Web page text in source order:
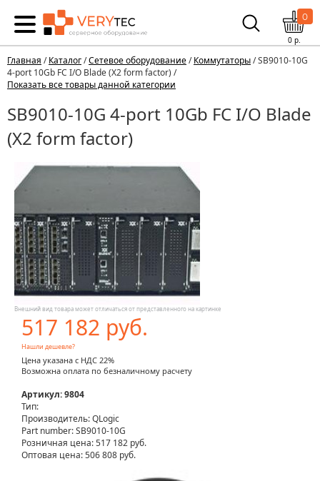
0
0р.
Главная /Каталог/Сетевое оборудование/Коммутаторы/ SB9010-10G
4-port 10Gb FC I/O Blade (X2 form factor) /
Показать все товары данной категории
SB9010-10G 4-port 10Gb FC I/O Blade
(X2 form factor)
Внешний вид товара может отличаться от представленного на картинке
517 182 руб.
Нашли дешевле?
Цена указана с НДС 22%
Возможна оплата по безналичному расчету
Артикул: 9804
Тип:
Производитель: QLogic
Part number: SB9010-10G
Розничная цена:517 182 руб.
Оптовая цена: 506 808 руб.